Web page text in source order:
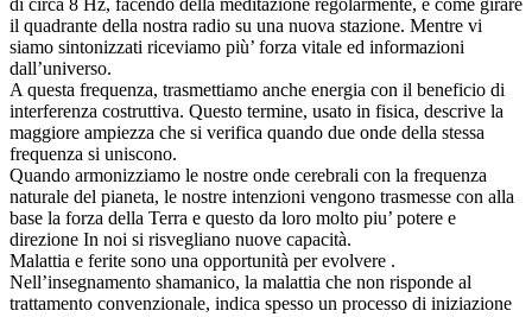
il quadrante della nostra radio su una nuova stazione. Mentre vi
siamo sintonizzati riceviamo più’ forza vitale ed informazioni
dall’universo.
A questa frequenza, trasmettiamo anche energia con il beneficio di
interferenza costruttiva. Questo termine, usato in fisica, descrive la
maggiore ampiezza che si verifica quando due onde della stessa
frequenza si uniscono.
Quando armonizziamo le nostre onde cerebrali con la frequenza
naturale del pianeta, le nostre intenzioni vengono trasmesse con alla
base la forza della Terra e questo da loro molto piu’ potere e
direzione In noi si risvegliano nuove capacità.
Malattia e ferite sono una opportunità per evolvere .
Nell’insegnamento shamanico, la malattia che non risponde al
trattamento convenzionale, indica spesso un processo di iniziazione